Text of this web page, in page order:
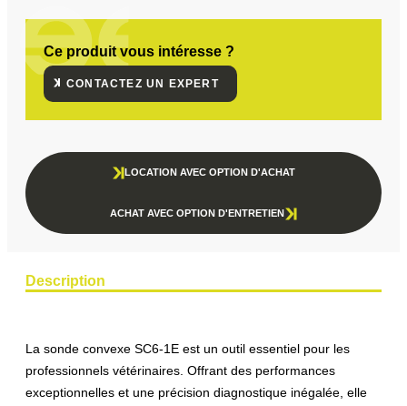
Ce produit vous intéresse ?
CONTACTEZ UN EXPERT
LOCATION AVEC OPTION D'ACHAT
ACHAT AVEC OPTION D'ENTRETIEN
Description
La sonde convexe SC6-1E est un outil essentiel pour les
professionnels vétérinaires. Offrant des performances
exceptionnelles et une précision diagnostique inégalée, elle